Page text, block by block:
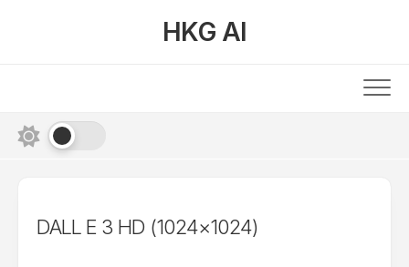
HKG AI
DALL E 3 HD (1024×1024)